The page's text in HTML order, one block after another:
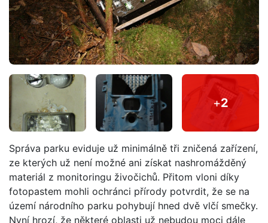
+2
Správa parku eviduje už minimálně tři zničená zařízení,
ze kterých už není možné ani získat nashromážděný
materiál z monitoringu živočichů. Přitom vloni díky
fotopastem mohli ochránci přírody potvrdit, že se na
území národního parku pohybují hned dvě vlčí smečky.
Nyní hrozí, že některé oblasti už nebudou moci dále